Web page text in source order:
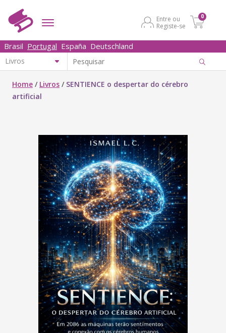
Entre ou
Registe-se
0
Brasil Portugal España Deutschland
Home / Livros / SENTIENCE o despertar do cérebro
artificial